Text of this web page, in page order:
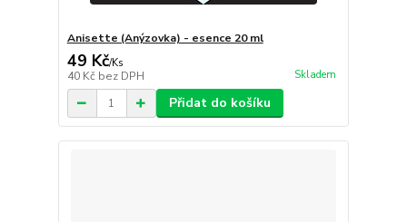
Anisette (Anýzovka) - esence 20 ml
49 Kč/Ks
40 Kč bez DPH Skladem
Přidat do košíku